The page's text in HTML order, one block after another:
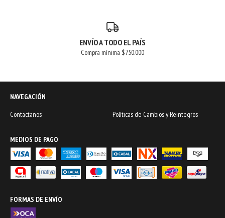
ENVÍO A TODO EL PAÍS
Compra mínima $750.000
NAVEGACIÓN
Contactanos
Políticas de Cambios y Reintegros
MEDIOS DE PAGO
FORMAS DE ENVÍO